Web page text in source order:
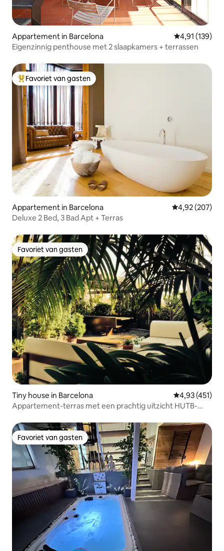
Appartement in Barcelona Gemiddelde
4,91 (139)
Eigenzinnig penthouse met 2 slaapkamers + terrassen
Topfavoriet van gasten
Favoriet van gasten
Appartement in Barcelona Gemiddelde
4,92 (207)
Deluxe 2 Bed, 3 Bad Apt + Terras
Favoriet van gasten
Favoriet van gasten
Tiny house in Barcelona Gemiddelde
4,93 (451)
Appartement-terras met een prachtig uitzicht HUTB-
Favoriet van gasten
Favoriet van gasten